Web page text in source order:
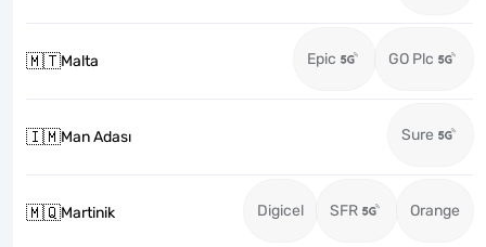
🇲🇹Malta Epic GO Plc
🇮🇲Man Adası Sure
🇲🇶Martinik Digicel SFR Orange